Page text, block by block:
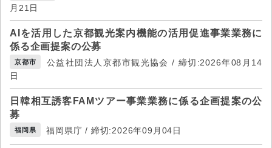
月21日
AIを活用した京都観光案内機能の活用促進事業業務に
係る企画提案の公募
京都市
公益社団法人京都市観光協会 / 締切:2026年08月14
日
日韓相互誘客FAMツアー事業業務に係る企画提案の公
募
福岡県 福岡県庁 / 締切:2026年09月04日